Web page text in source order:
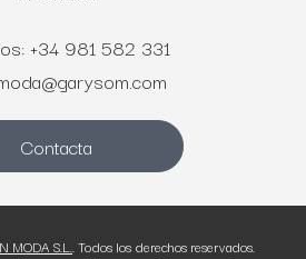
+34 981 582 331
Contacta
MODA S.L.. Todos los derechos reservados.